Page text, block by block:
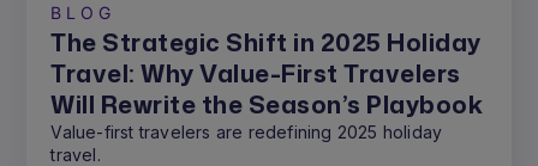
BLOG
The Strategic Shift in 2025 Holiday
Travel: Why Value-First Travelers
Will Rewrite the Season’s Playbook
Value-first travelers are redefining 2025 holiday
travel.